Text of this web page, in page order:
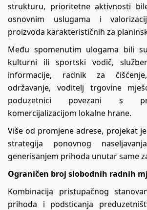
strukturu, prioritetne aktivnosti
osnovnim uslugama i
proizvoda karakterističnih za
Među spomenutim ulogama bili
kulturni ili sportski vodič,
informacije, radnik za
održavanje, voditelj trgovine
poduzetnici povezani s
komercijalizacijom lokalne hrane.
Više od promjene adrese, projekat
strategija ponovnog
generisanjem prihoda unutar same
Ograničen broj slobodnih radnih
Kombinacija pristupačnog
prihoda i podsticanja